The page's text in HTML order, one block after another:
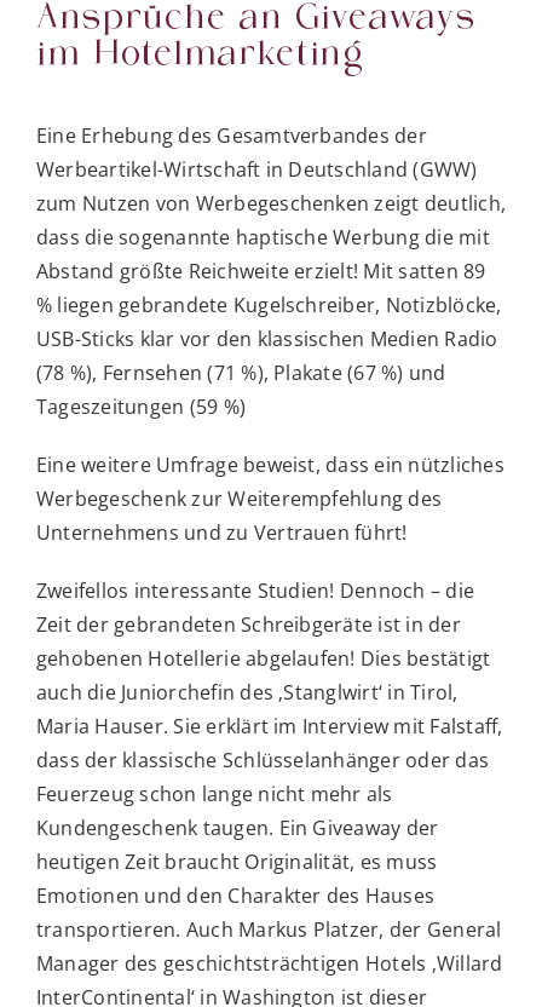
Ansprüche an Giveaways
im Hotelmarketing
Eine Erhebung des Gesamtverbandes der
Werbeartikel-Wirtschaft in Deutschland (GWW)
zum Nutzen von Werbegeschenken zeigt deutlich,
dass die sogenannte haptische Werbung die mit
Abstand größte Reichweite erzielt! Mit satten 89
% liegen gebrandete Kugelschreiber, Notizblöcke,
USB-Sticks klar vor den klassischen Medien Radio
(78 %), Fernsehen (71 %), Plakate (67 %) und
Tageszeitungen (59 %)
Eine weitere Umfrage beweist, dass ein nützliches
Werbegeschenk zur Weiterempfehlung des
Unternehmens und zu Vertrauen führt!
Zweifellos interessante Studien! Dennoch – die
Zeit der gebrandeten Schreibgeräte ist in der
gehobenen Hotellerie abgelaufen! Dies bestätigt
auch die Juniorchefin des ‚Stanglwirt‘ in Tirol,
Maria Hauser. Sie erklärt im Interview mit Falstaff,
dass der klassische Schlüsselanhänger oder das
Feuerzeug schon lange nicht mehr als
Kundengeschenk taugen. Ein Giveaway der
heutigen Zeit braucht Originalität, es muss
Emotionen und den Charakter des Hauses
transportieren. Auch Markus Platzer, der General
Manager des geschichtsträchtigen Hotels ‚Willard
InterContinental‘ in Washington ist dieser